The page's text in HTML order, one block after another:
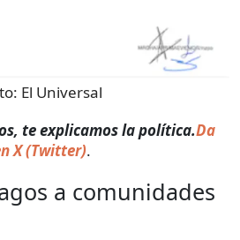
El Universal
te explicamos la política.Da
X (Twitter).
a comunidades